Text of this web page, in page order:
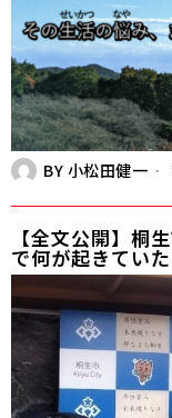
BY 小松田健一
【全文公開】桐
で何が起きてい